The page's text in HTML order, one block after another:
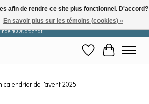
le 29 juillet seront expédiées à partir du 11 août. Frais de
de 100€ d'achat.
Liste de souhaits
Panier
calendrier de l'avent 2025
afin de rendre ce site plus fonctionnel. D'accord?
En savoir plus sur les témoins (cookies) »